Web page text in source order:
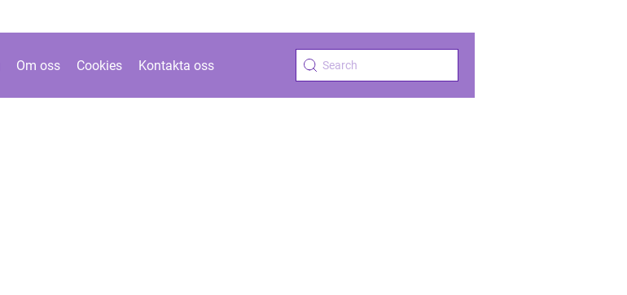
Om oss Cookies Kontakta oss